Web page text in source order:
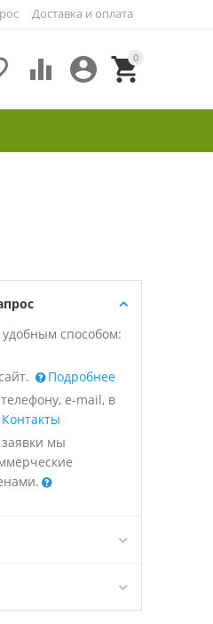
Доставка и оплата
0



способом:
Подробнее
e-mail, в
мы